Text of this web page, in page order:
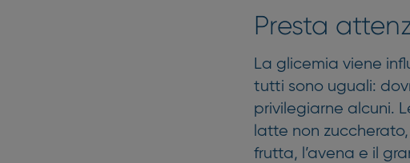
Presta
La glicemia viene
tutti sono uguali:
privilegiarne alcuni.
latte non
frutta, l’avena e il